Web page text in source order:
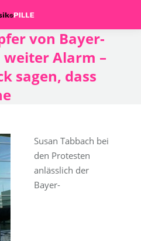
von Bayer-
weiter Alarm –
sagen, dass
Susan Tabbach bei
den Protesten
anlässlich der
Bayer-